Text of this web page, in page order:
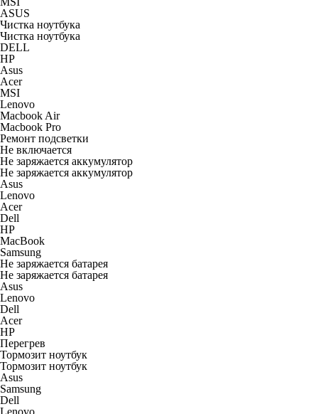
ASUS
Чистка ноутбука
Чистка ноутбука
DELL
HP
Asus
Acer
MSI
Lenovo
Macbook Air
Macbook Pro
Ремонт подсветки
Не включается
Не заряжается аккумулятор
Не заряжается аккумулятор
Asus
Lenovo
Acer
Dell
HP
MacBook
Samsung
Не заряжается батарея
Не заряжается батарея
Asus
Lenovo
Dell
Acer
HP
Перегрев
Тормозит ноутбук
Тормозит ноутбук
Asus
Samsung
Dell
Lenovo